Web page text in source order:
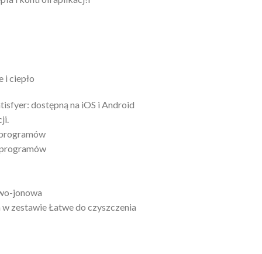
i ciepło
dostępną na iOS i Android
jonowa
zestawie Łatwe do czyszczenia